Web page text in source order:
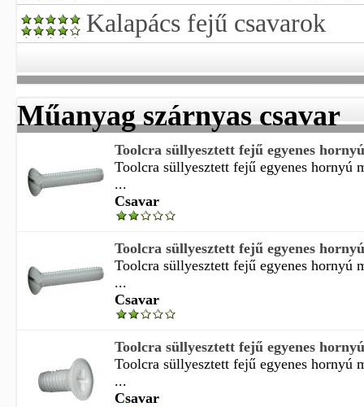
Kalapács fejű csavarok
Műanyag szárnyas csavar
Toolcra süllyesztett fejű egyenes
Toolcra süllyesztett fejű egyenes hornyú
...
Csavar
Toolcra süllyesztett fejű egyenes
Toolcra süllyesztett fejű egyenes hornyú
...
Csavar
Toolcra süllyesztett fejű egyenes
Toolcra süllyesztett fejű egyenes hornyú
...
Csavar